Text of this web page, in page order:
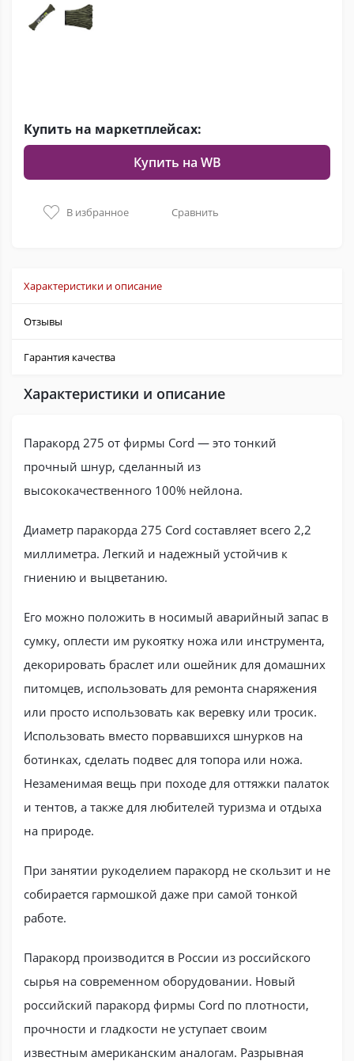
Купить на маркетплейсах:
Купить на WB
В избранное Сравнить
Характеристики и описание
Отзывы
Гарантия качества
Характеристики и описание
Паракорд 275 от фирмы Cord — это тонкий
прочный шнур, сделанный из
высококачественного 100% нейлона.
Диаметр паракорда 275 Cord составляет всего 2,2
миллиметра. Легкий и надежный устойчив к
гниению и выцветанию.
Его можно положить в носимый аварийный запас в
сумку, оплести им рукоятку ножа или инструмента,
декорировать браслет или ошейник для домашних
питомцев, использовать для ремонта снаряжения
или просто использовать как веревку или тросик.
Использовать вместо порвавшихся шнурков на
ботинках, сделать подвес для топора или ножа.
Незаменимая вещь при походе для оттяжки палаток
и тентов, а также для любителей туризма и отдыха
на природе.
При занятии рукоделием паракорд не скользит и не
собирается гармошкой даже при самой тонкой
работе.
Паракорд производится в России из российского
сырья на современном оборудовании. Новый
российский паракорд фирмы Cord по плотности,
прочности и гладкости не уступает своим
известным американским аналогам. Разрывная